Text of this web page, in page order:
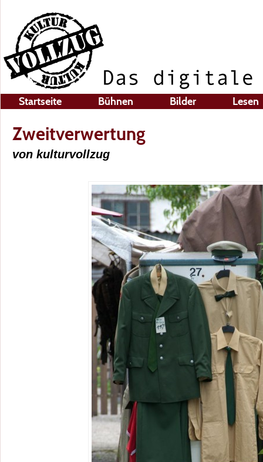
Startseite Bühnen Bilder Lesen
Zweitverwertung
von kulturvollzug